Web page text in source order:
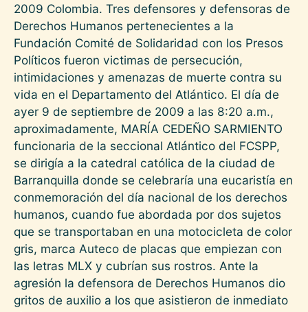
2009 Colombia. Tres defensores y defensoras de
Derechos Humanos pertenecientes a la
Fundación Comité de Solidaridad con los Presos
Políticos fueron victimas de persecución,
intimidaciones y amenazas de muerte contra su
vida en el Departamento del Atlántico. El día de
ayer 9 de septiembre de 2009 a las 8:20 a.m.,
aproximadamente, MARÍA CEDEÑO SARMIENTO
funcionaria de la seccional Atlántico del FCSPP,
se dirigía a la catedral católica de la ciudad de
Barranquilla donde se celebraría una eucaristía en
conmemoración del día nacional de los derechos
humanos, cuando fue abordada por dos sujetos
que se transportaban en una motocicleta de color
gris, marca Auteco de placas que empiezan con
las letras MLX y cubrían sus rostros. Ante la
agresión la defensora de Derechos Humanos dio
gritos de auxilio a los que asistieron de inmediato